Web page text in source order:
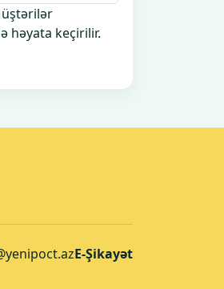
həyata keçirilir.
E-Şikayət